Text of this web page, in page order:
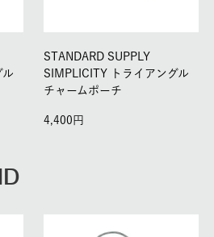
STANDARD SUPPLY
SIMPLICITY トライアングル
チャームポーチ
4,400